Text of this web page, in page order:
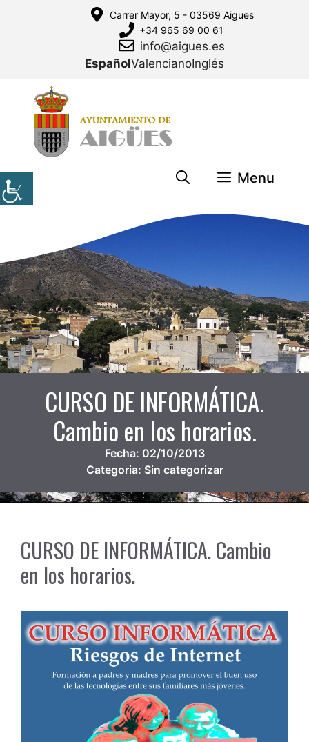
Carrer Mayor, 5 - 03569 Aigues
+34 965 69 00 61
info@aigues.es
EspañolValencianoInglés
Menu
CURSO DE INFORMÁTICA.
Cambio en los horarios.
Fecha: 02/10/2013
Categoria: Sin categorizar
CURSO DE INFORMÁTICA. Cambio
en los horarios.